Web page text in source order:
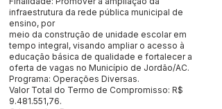
infraestrutura da rede pública municipal de
ensino, por
meio da construção de unidade escolar em
tempo integral, visando ampliar o acesso à
educação básica de qualidade e fortalecer a
oferta de vagas no Município de Jordão/AC.
Programa: Operações Diversas.
Valor Total do Termo de Compromisso: R$
9.481.551,76.